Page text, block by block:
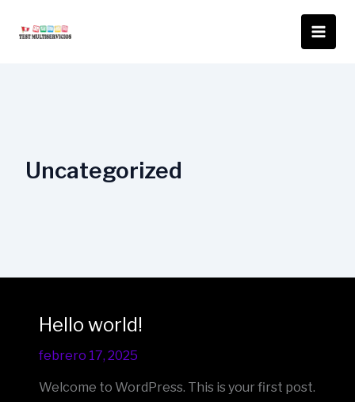
Uncategorized
Hello world!
febrero 17, 2025
Welcome to WordPress. This is your first post.
Hello